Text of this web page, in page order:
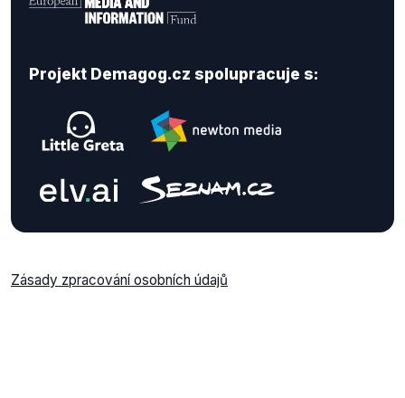
Projekt Demagog.cz spolupracuje s:
Zásady zpracování osobních údajů